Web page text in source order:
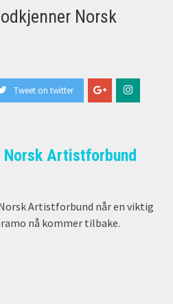
Norsk
Tweet on twitter
Norsk Artistforbund
Artistforbund når en viktig
nå kommer tilbake.